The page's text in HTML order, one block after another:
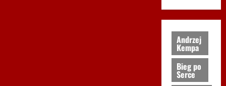
Andrzej
Kempa
Bieg po
Serce